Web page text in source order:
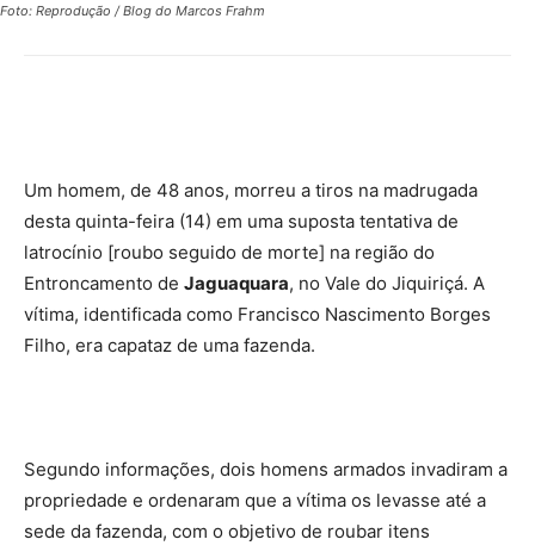
Foto: Reprodução / Blog do Marcos Frahm
Um homem, de 48 anos, morreu a tiros na madrugada
desta quinta-feira (14) em uma suposta tentativa de
latrocínio [roubo seguido de morte] na região do
Entroncamento de Jaguaquara, no Vale do Jiquiriçá. A
vítima, identificada como Francisco Nascimento Borges
Filho, era capataz de uma fazenda.
Segundo informações, dois homens armados invadiram a
propriedade e ordenaram que a vítima os levasse até a
sede da fazenda, com o objetivo de roubar itens